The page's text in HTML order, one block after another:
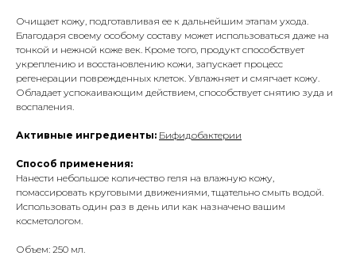
Очищает кожу, подготавливая ее к дальнейшим этапам ухода.
Благодаря своему особому составу может использоваться даже на
тонкой и нежной коже век. Кроме того, продукт способствует
укреплению и восстановлению кожи, запускает процесс
регенерации поврежденных клеток. Увлажняет и смягчает кожу.
Обладает успокаивающим действием, способствует снятию зуда и
воспаления.
Активные ингредиенты: Бифидобактерии
Способ применения:
Нанести небольшое количество геля на влажную кожу,
помассировать круговыми движениями, тщательно смыть водой.
Использовать один раз в день или как назначено вашим
косметологом.
Объем: 250 мл.